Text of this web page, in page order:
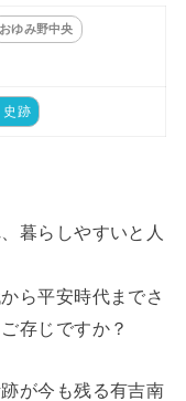
おゆみ野中央
史跡
暮らしやすいと人
ら平安時代までさ
存じですか？
が今も残る有吉南